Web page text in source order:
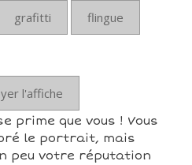
grafitti flingue
l'affiche
prime que vous ! Vous
le portrait, mais
peu votre réputation